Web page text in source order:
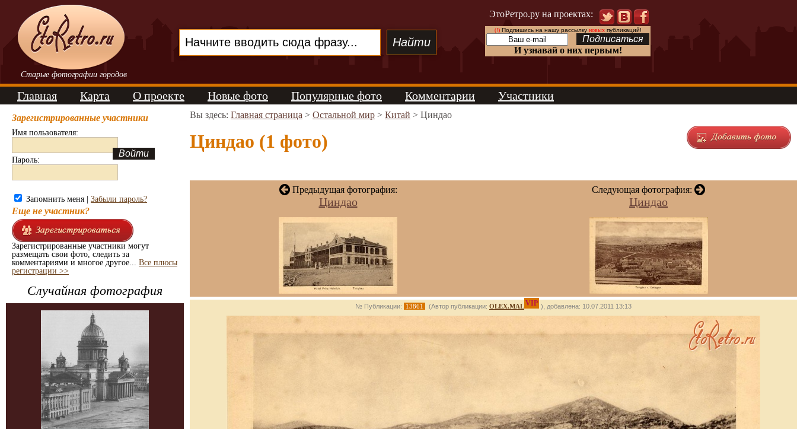
Старые фотографии городов
ЭтоРетро.ру на проектах:
(!)Подпишись на нашу рассылку новыхпубликаций!
И узнавай о них первым!
Главная Карта О проекте Новые фото Популярные фото Комментарии Участники
Зарегистрированные участники
Имя пользователя:
Пароль:
Запомнить меня | Забыли пароль?
Еще не участник?
Зарегистрированные участники могут
размещать свои фото, следить за
комментариями и многое другое... Все плюсы
регистрации >>
Случайная фотография
Вы здесь: Главная страница > Остальной мир > Китай > Циндао
Циндао (1 фото)
Предыдущая фотография:
Циндао
Следующая фотография:
Циндао
№ Публикации: 13861 (Автор публикации: OLEX.MALVIP ), добавлена: 10.07.2011 13:13